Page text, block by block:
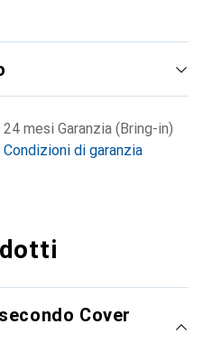
24 mesi Garanzia (Bring-in)
Condizioni di garanzia
Cover